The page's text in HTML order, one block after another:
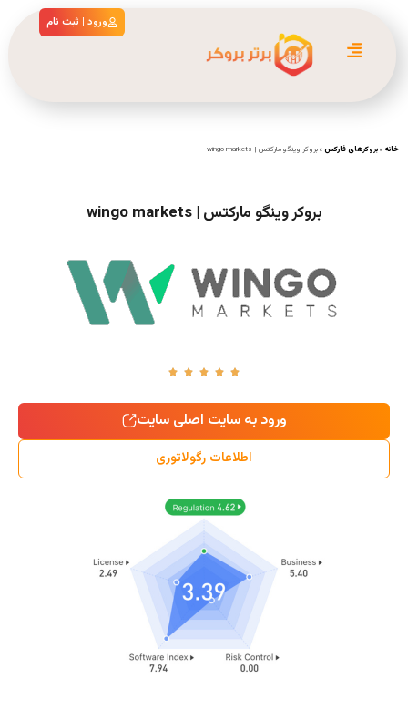
ورود | ثبت نام
خانه »بروکرهای فارکس»بروکر وینگو مارکتس | wingo markets
بروکر وینگو مارکتس | wingo markets
ورود به سایت اصلی سایت
اطلاعات رگولاتوری